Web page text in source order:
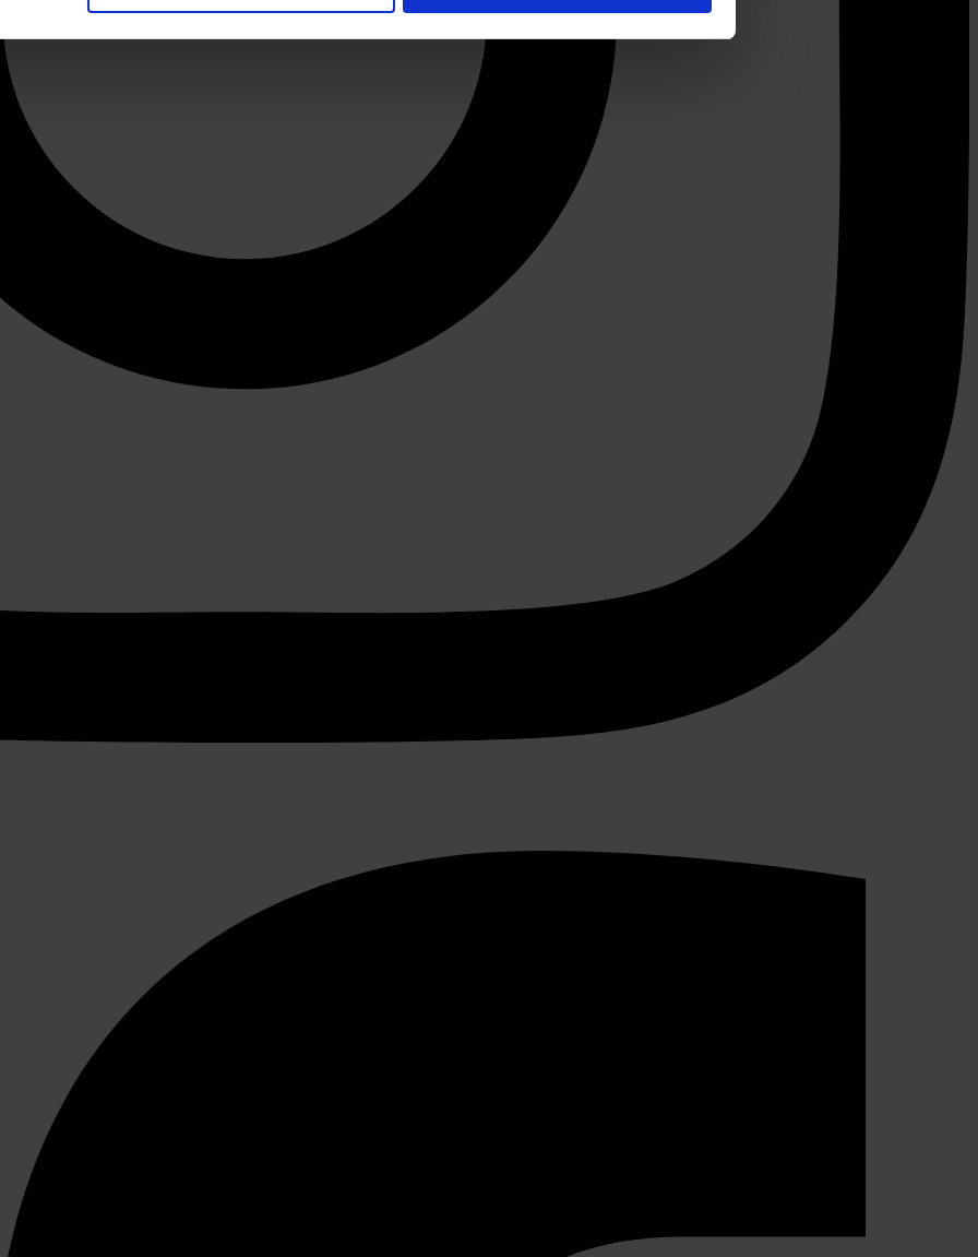
en advertenties te personaliseren, om functies voor social media te bieden en om ons
Ook delen we informatie over uw gebruik van onze site met onze partners voor social
Deze partners kunnen deze gegevens combineren met andere informatie die u aan ze heeft
op basis van uw gebruik van hun services.